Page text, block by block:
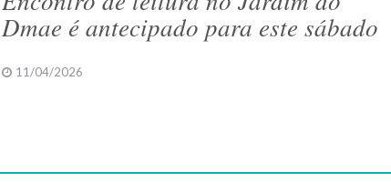
Dmae é antecipado para este sábado
11/04/2026